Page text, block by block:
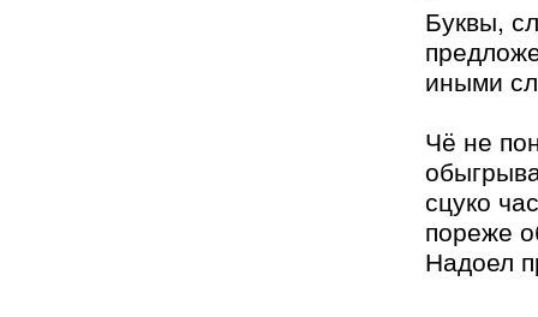
Буквы,
иными
Чё не
сцуко
пореже
Надоел